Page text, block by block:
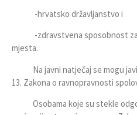
-hrvatsko državljanstvo i
-zdravstvena sposobnost za
mjesta.
Na javni natječaj se mogu
13. Zakona o ravnopravnosti
Osobama koje su stekle